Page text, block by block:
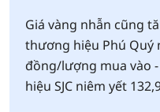
Giá vàng nhẫn cũng
thương hiệu Phú Quý
đồng/lượng mua vào
hiệu SJC niêm yết